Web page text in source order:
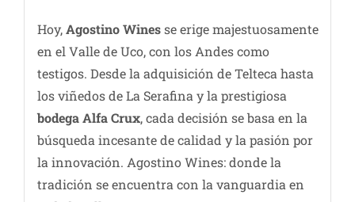
Hoy,Agostino Winesse erige majestuosamente
en el Valle de Uco, con los Andes como
testigos. Desde la adquisición de Telteca hasta
los viñedos de La Serafina y la prestigiosa
bodega Alfa Crux, cada decisión se basa en la
búsqueda incesante de calidad y la pasión por
la innovación. Agostino Wines: donde la
tradición se encuentra con la vanguardia en